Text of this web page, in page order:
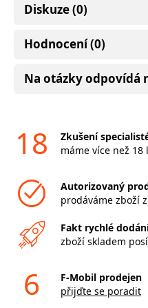
Diskuze (0)
Hodnocení (0)
Na otázky odpovídá
18
Zkušení
máme více než 18
Autorizovaný
prodáváme zboží
Fakt rychlé
zboží skladem
6
F-Mobil prodejen
přijďte se poradit